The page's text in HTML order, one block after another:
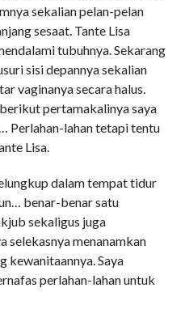
sekalian pelan-pelan
sesaat. Tante Lisa
tubuhnya. Sekarang
sisi depannya sekalian
vaginanya secara halus.
pertamakalinya saya
Perlahan-lahan tetapi tentu
Lisa.
dalam tempat tidur
benar-benar satu
sekaligus juga
selekasnya menanamkan
kewanitaannya. Saya
perlahan-lahan untuk